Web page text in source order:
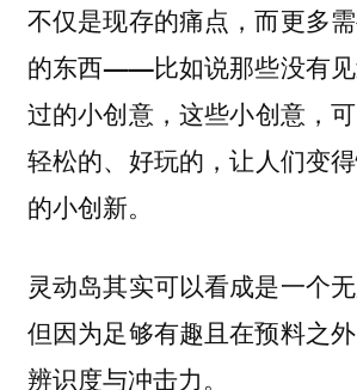
不仅是现存的痛点，而更多
的东西——比如说那些没有
过的小创意 ，这些小创意，
轻松的、好玩的，让人们变
的小创新。
灵动岛其实可以看成是一个
但因为足够有趣且在预料之
辨识度与冲击力。